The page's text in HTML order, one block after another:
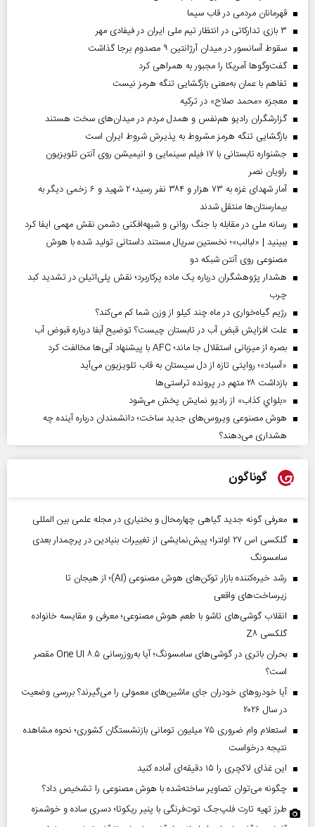
قهرمانان مردمی در قاب سیما
۳ بازی تدارکاتی در انتظار تیم ملی ایران در فیفادی مهر
سقوط آسانسور در میدان آرژانتین ۹ مصدوم برجا گذاشت
گفت‌وگوها آمریکا را مجبور به همراهی کرد
تفاهم با عمان به‌معنی بازگشایی تنگه هرمز نیست
معجزه «محمد صلاح» در ترکیه
گزارشگران رادیو هم‌نفس و همدل مردم در میدان‌های سخت هستند
بازگشایی تنگه هرمز مشروط به پذیرش شروط ایران است
جشنواره تابستانی با ۱۷ فیلم سینمایی و انیمیشن روی آنتن تلویزیون
راویان نصر
آمار شهدای غزه به ۷۳ هزار و ۳۸۴ نفر رسید؛ ۲ شهید و ۶ زخمی دیگر به
بیمارستان‌ها منتقل شدند
رسانه ملی در مقابله با جنگ روانی و شبهه‌افکنی دشمن نقش مهمی ایفا کرد
ببینید | «لبالب»؛ نخستین سریال مستند داستانی تولید شده با هوش
مصنوعی روی آنتن شبکه دو
هشدار پژوهشگران درباره یک ماده پرکاربرد؛ نقش پلی‌اتیلن در تشدید کبد
چرب
رژیم گیاه‌خواری در ماه چند کیلو از وزن شما کم می‌کند؟
علت افزایش قبض آب در تابستان چیست؟ توضیح آبفا درباره قبوض آب
بصره از میزبانی استقلال جا ماند؛ AFC با پیشنهاد آبی‌ها مخالفت کرد
«آسباد»؛ روایتی تازه از دل سیستان به قاب تلویزیون می‌آید
بازداشت ۲۸ متهم در پرونده تراستی‌ها
«بلواي کذاب» از رادیو نمایش پخش می‌شود
هوش مصنوعی ویروس‌های جدید ساخت؛ دانشمندان درباره آینده چه
هشداری می‌دهند؟
گوناگون
معرفی گونه جدید گیاهی چهارمحال و بختیاری در مجله علمی بین المللی
گلکسی اس ۲۷ اولترا؛ پیش‌نمایشی از تغییرات بنیادین در پرچمدار بعدی
سامسونگ
رشد خیره‌کننده بازار توکن‌های هوش مصنوعی (AI)؛ از هیجان تا
زیرساخت‌های واقعی
انقلاب گوشی‌های تاشو‌ با طعم هوش مصنوعی؛ معرفی و مقایسه خانواده
گلکسی Z۸
بحران باتری در گوشی‌های سامسونگ؛ آیا به‌روزرسانی One UI ۸.۵ مقصر
است؟
آیا خودروهای خودران جای ماشین‌های معمولی را می‌گیرند؟ بررسی وضعیت
در سال ۲۰۲۶
استعلام وام ضروری ۷۵ میلیون تومانی بازنشستگان کشوری؛ نحوه مشاهده
نتیجه درخواست
این غذای لاکچری را ۱۵ دقیقه‌ای آماده کنید
چگونه می‌توان تصاویر ساخته‌شده با هوش مصنوعی را تشخیص داد؟
طرز تهیه تارت فلپ‌جک توت‌فرنگی با پنیر ریکوتا؛ دسری ساده و خوشمزه